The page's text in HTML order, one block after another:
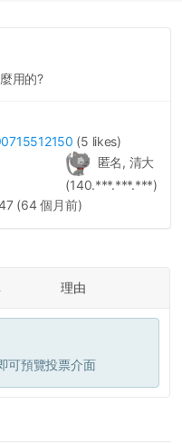
用的?
(5 likes)
匿名, 清大
(140.***.***.***)
(64 個月前)
理由
可預覽投票介面